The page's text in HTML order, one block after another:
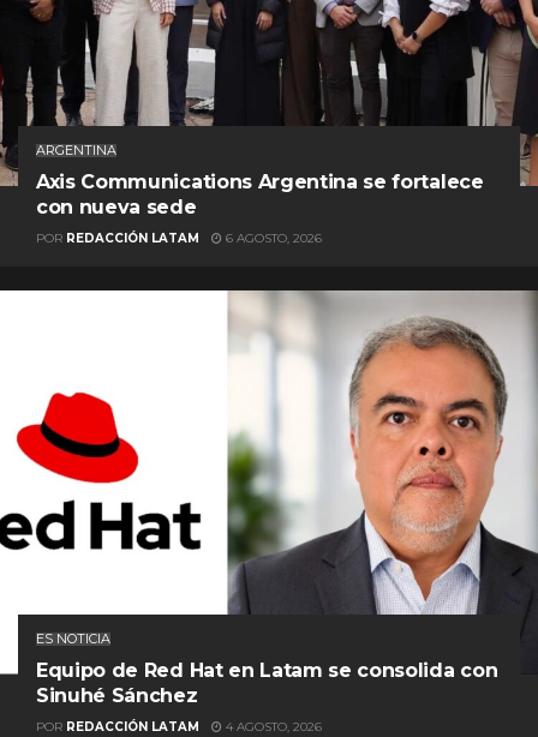
ARGENTINA
Axis Communications Argentina se fortalece
con nueva sede
POR REDACCIÓN LATAM 6 AGOSTO, 2026
ES NOTICIA
Equipo de Red Hat en Latam se consolida con
Sinuhé Sánchez
POR REDACCIÓN LATAM 4 AGOSTO, 2026